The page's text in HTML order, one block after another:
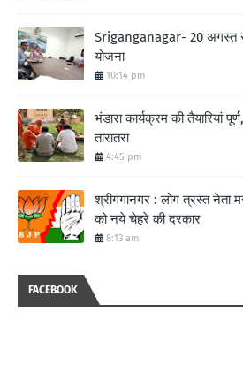
Sriganganagar- 20 अगस्त से
योजना
10:14 pm
भंडारा कार्यक्रम की तैयारियां
तारातरा
4:45 pm
श्रीगंगानगर : लोग त्रस्त नेता
को नये चेहरे की दरकार
8:13 am
FACEBOOK